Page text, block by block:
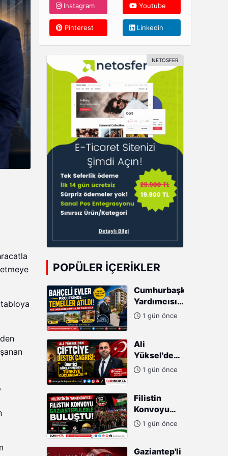
Instagram Youtube
Pinterest Linkedin
POPÜLER İÇERIKLER
Cumhurbaşkanı
Yardımcısı
Cevdet
Türkiye'nin
İmarında
Cumhurbaşkanımızın
Var"
1 gün önce
Ali
Yüksel'den
Çiftçiye
"Üretici
Güçlenmeden
Türkiye
1 gün önce
Filistin
Konvoyu
Gazianteplilerle
1 gün önce
Gaziantep'li